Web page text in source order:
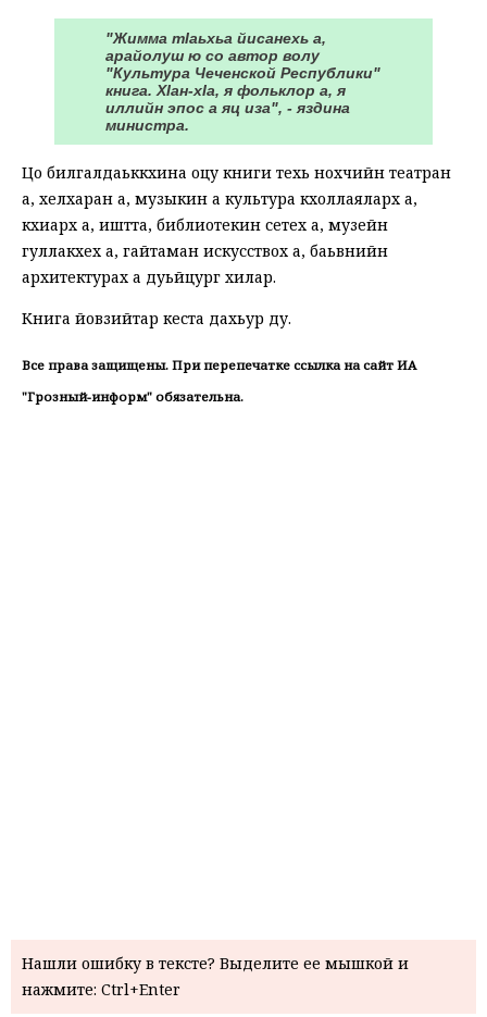
"Жимма тӀаьхьа йисанехь а,
арайолуш ю со автор волу
"Культура Чеченской Республики"
книга. ХӀан-хӀа, я фольклор а, я
иллийн эпос а яц иза", - яздина
министра.
Цо билгалдаьккхина оцу книги тӀехь нохчийн театран
а, хелхаран а, музыкин а культура кхоллаяларх а,
кхиарх а, иштта, библиотекин сетех а, музейн
гӀуллакхех а, гайтаман искусствох а, бӀаьвнийн
архитектурах а дуьйцург хилар.
Книга йовзийтар кеста дӀахьур ду.
Все права защищены. При перепечатке ссылка на сайт ИА
"Грозный-информ" обязательна.
Нашли ошибку в тексте? Выделите ее мышкой и
нажмите: Ctrl+Enter